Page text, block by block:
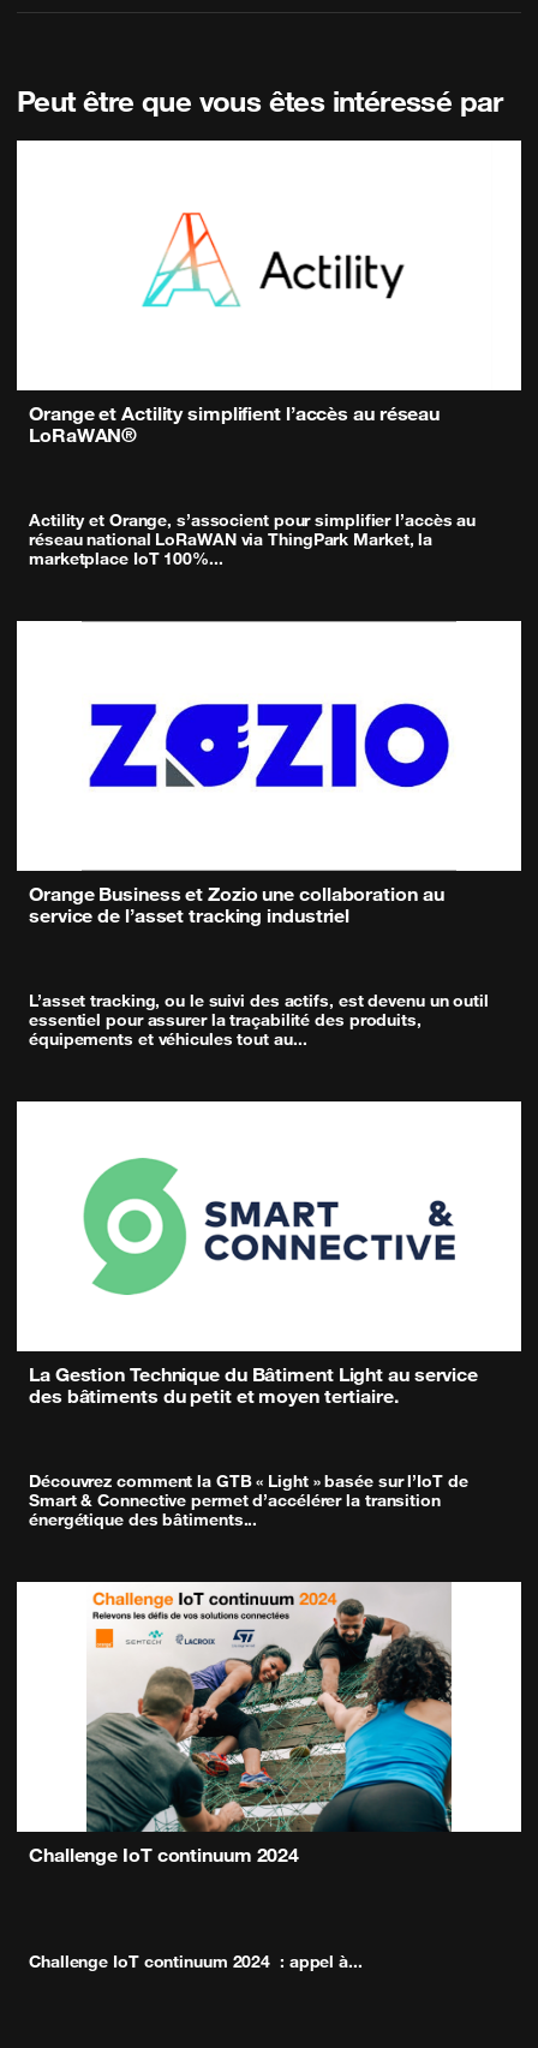
Peut être que vous êtes intéressé par
Orange et Actility simplifient l’accès au réseau
LoRaWAN®
Actility et Orange, s’associent pour simplifier l’accès au
réseau national LoRaWAN via ThingPark Market, la
marketplace IoT 100%...
Orange Business et Zozio une collaboration au
service de l’asset tracking industriel
L’asset tracking, ou le suivi des actifs, est devenu un outil
essentiel pour assurer la traçabilité des produits,
équipements et véhicules tout au...
La Gestion Technique du Bâtiment Light au service
des bâtiments du petit et moyen tertiaire.
Découvrez comment la GTB « Light » basée sur l’IoT de
Smart & Connective permet d’accélérer la transition
énergétique des bâtiments...
Challenge IoT continuum 2024
Challenge IoT continuum 2024 : appel à...